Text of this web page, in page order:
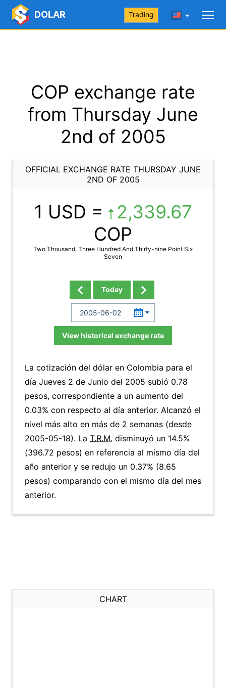
DOLAR Trading
COP exchange rate
from Thursday June
2nd of 2005
OFFICIAL EXCHANGE RATE THURSDAY JUNE
2ND OF 2005
1 USD =
2,339.67
COP
Two Thousand, Three Hundred And Thirty-nine Point Six
Seven
Today
View historical exchange rate
La cotización del dólar en Colombia para el
día Jueves 2 de Junio del 2005 subió 0.78
pesos, correspondiente a un aumento del
0.03% con respecto al día anterior. Alcanzó el
nivel más alto en más de 2 semanas (desde
2005-05-18). La T.R.M. disminuyó un 14.5%
(396.72 pesos) en referencia al mismo día del
año anterior y se redujo un 0.37% (8.65
pesos) comparando con el mismo día del mes
anterior.
CHART